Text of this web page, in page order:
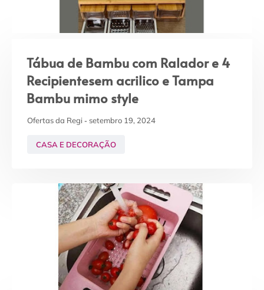
Tábua de Bambu com Ralador e 4
Recipientesem acrilico e Tampa
Bambu mimo style
Ofertas da Regi setembro 19, 2024
CASA E DECORAÇÃO